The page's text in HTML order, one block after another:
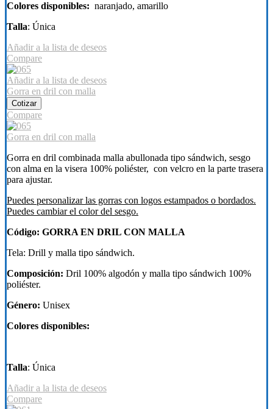
Colores disponibles: naranjado, amarillo
Talla: Única
Añadir a la lista de deseos
Compare
Añadir a la lista de deseos
Gorra en dril con malla
Cotizar
Compare
Gorra en dril con malla
Gorra en dril combinada malla abullonada tipo sándwich, sesgo
con alma en la visera 100% poliéster, con velcro en la parte trasera
para ajustar.
Puedes personalizar las gorras con logos estampados o bordados.
Puedes cambiar el color del sesgo.
Código: GORRA EN DRIL CON MALLA
Tela: Drill y malla tipo sándwich.
Composición: Dril 100% algodón y malla tipo sándwich 100%
poliéster.
Género: Unisex
Colores disponibles:
Talla: Única
Añadir a la lista de deseos
Compare